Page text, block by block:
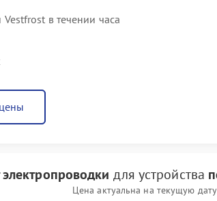
в течении часа
для устройства
Цена актуальна на текущую